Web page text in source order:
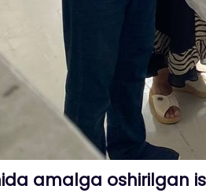
amalga oshirilgan